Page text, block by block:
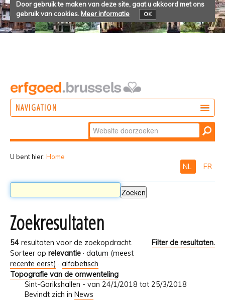
Door gebruik te maken van deze site, gaat u akkoord met ons
gebruik van cookies. Meer informatie OK
NAVIGATION
Zoek
Geavanceerd
U bent hier: Home
NL FR
Zoekresultaten
54 resultaten voor de zoekopdracht.
Filter de resultaten.
Sorteer op relevantie · datum (meest
recente eerst) · alfabetisch
Topografie van de omwenteling
Sint-Gorikshallen - van 24/1/2018 tot 25/3/2018
Bevindt zich in News